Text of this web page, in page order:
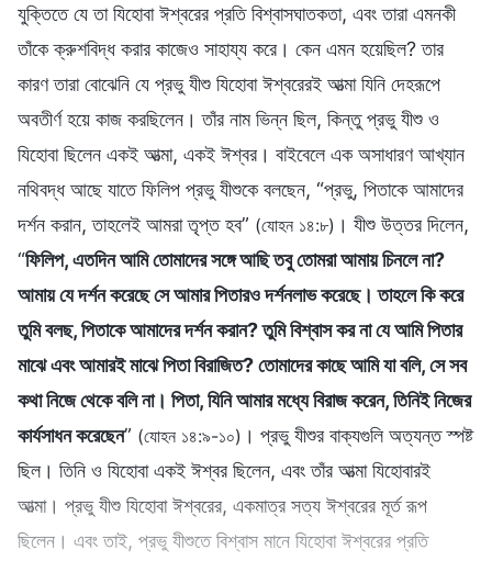
যুক্তিতে যে তা যিহোবা ঈশ্বরের প্রতি বিশ্বাসঘাতকতা, এবং তারা এমনকী
তাঁকে ক্রুশবিদ্ধ করার কাজেও সাহায্য করে। কেন এমন হয়েছিল? তার
কারণ তারা বোঝেনি যে প্রভু যীশু যিহোবা ঈশ্বরেরই আত্মা যিনি দেহরূপে
অবতীর্ণ হয়ে কাজ করছিলেন। তাঁর নাম ভিন্ন ছিল, কিন্তু প্রভু যীশু ও
যিহোবা ছিলেন একই আত্মা, একই ঈশ্বর। বাইবেলে এক অসাধারণ আখ্যান
নথিবদ্ধ আছে যাতে ফিলিপ প্রভু যীশুকে বলছেন, “প্রভু, পিতাকে আমাদের
দর্শন করান, তাহলেই আমরা তৃপ্ত হব” (যোহন ১৪:৮) । যীশু উত্তর দিলেন,
“ফিলিপ, এতদিন আমি তোমাদের সঙ্গে আছি তবু তোমরা আমায় চিনলে না?
আমায় যে দর্শন করেছে সে আমার পিতারও দর্শনলাভ করেছে। তাহলে কি করে
তুমি বলছ, পিতাকে আমাদের দর্শন করান? তুমি বিশ্বাস কর না যে আমি পিতার
মাঝে এবং আমারই মাঝে পিতা বিরাজিত? তোমাদের কাছে আমি যা বলি, সে সব
কথা নিজে থেকে বলি না। পিতা, যিনি আমার মধ্যে বিরাজ করেন, তিনিই নিজের
কার্যসাধন করেছেন” (যোহন ১৪:৯-১০) । প্রভু যীশুর বাক্যগুলি অত্যন্ত স্পষ্ট
ছিল। তিনি ও যিহোবা একই ঈশ্বর ছিলেন, এবং তাঁর আত্মা যিহোবারই
আত্মা। প্রভু যীশু যিহোবা ঈশ্বরের, একমাত্র সত্য ঈশ্বরের মূর্ত রূপ
ছিলেন। এবং তাই, প্রভু যীশুতে বিশ্বাস মানে যিহোবা ঈশ্বরের প্রতি